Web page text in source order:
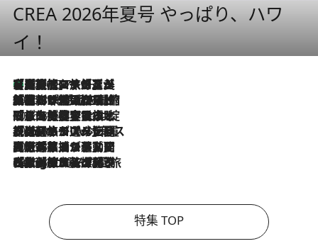
CREA 2026年夏号 やっぱり、ハワ
イ！
2026.8.7
【厳選旅コスメ】「多機能アイテムがメイン！」旅好き美容エディターが選んだ夏旅ベストコスメを発表【Mサイズジップ】
2026.8.6
「荷物が増えるほど旅ストレスは増す」美容ジャーナリストがたどり着いた最終結論。“化粧品を劇的に減らす”感動の凝縮美容とは
2026.8.6
「旅先には金髪ウィッグを持参」日本と同じメイクでは損してる!? 美容ジャーナリストが提案する“掟破りの旅美容”とは
2026.8.6
【厳選旅コスメ】「身軽さ＆UV対策重視！」ヘアアーティストshucoが選んだ夏旅ベストコスメを発表【Mサイズジップ】
2026.8.5
【厳選旅コスメ】国内をあちこち移動する河井菜摘が選んだ夏旅ベストコスメ発表！「リラックスアイテムはマスト」【Mサイズジップ】
2026.8.4
【厳選旅コスメ】「紫外線＆乾燥対策しながらメイク感も！」ヘア＆メイクGeorgeが選んだ夏旅ベストコスメを発表！【Mサイズジップ】
特集 TOP